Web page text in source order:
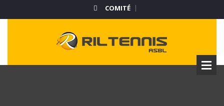
COMITÉ